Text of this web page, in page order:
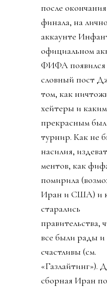
после окончания
финала, на
аккаунте
официальном
ФИФА появился
словный пост
том, как
хейтеры и каким
прекрасным был
турнир. Как не
насилия,
ментов, как
помирила
Иран и США) и
старались
правительства,
все были рады и
счастливы (см.
«Газлайтинг»).
сборная Иран